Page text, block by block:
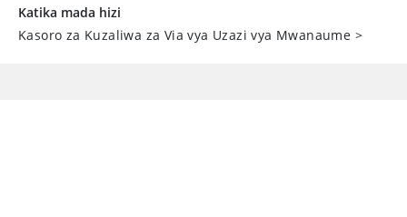
Katika mada hizi
Kasoro za Kuzaliwa za Via vya Uzazi vya Mwanaume >